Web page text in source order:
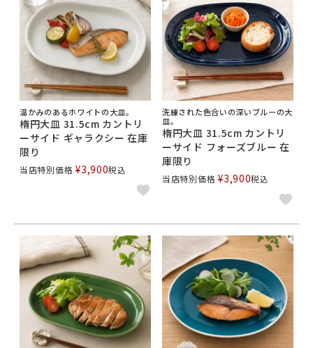
温かみのあるホワイトの大皿。
楕円大皿 31.5cm カントリ
ーサイド ギャラクシー 在庫
限り
当店特別価格 ¥3,900税込
洗練された色合いの深いブルーの大
皿。
楕円大皿 31.5cm カントリ
ーサイド フォーズブルー 在
庫限り
当店特別価格 ¥3,900税込